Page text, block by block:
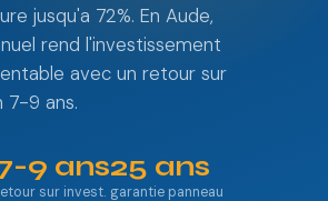
jusqu'a 72%. En Aude,
rend l'investissement
avec un retour sur
7-9 ans.
9 ans
sur invest.
25 ans
garantie panneau